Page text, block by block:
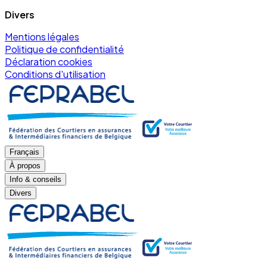
Divers
Mentions légales
Politique de confidentialité
Déclaration cookies
Conditions d'utilisation
Français
À propos
Info & conseils
Divers